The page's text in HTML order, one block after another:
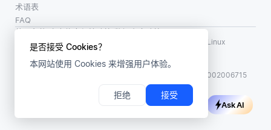
是否接受 Cookies？
本网站使用 Cookies 来增强用户体验。
拒绝 接受
术语表
FAQ
使用条款·个人信息保护政策·数据安全政策
LF AI、LF AI & Data、Milvus，以及相关的开源项目名称为 Linux
Foundation 所有商标
版权所有 ©2026 上海赜睿信息科技有限公司保留所有权利
沪公网安备31011002006715
Ask AI